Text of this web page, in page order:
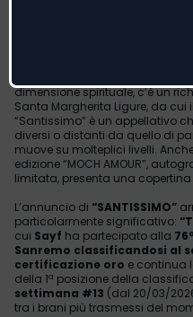
una dimensione più pura e
dimensione spirituale, c’è un
Santa Margherita Ligure, da cui
“Santissimo” è un appellativo
diversi o distanti da quello di
muove su molteplici livelli.
edizione “MOCH AMOUR”,
limitata, presenta una
L’annuncio di “SANTISSIMO”
particolarmente significativo:
cui Sayf ha partecipato alla
Sanremo classificandosi al
certificazione oro e continua
della 1ª posizione della
settimana #13 (dal 20/03/
tra i brani più trasmessi del